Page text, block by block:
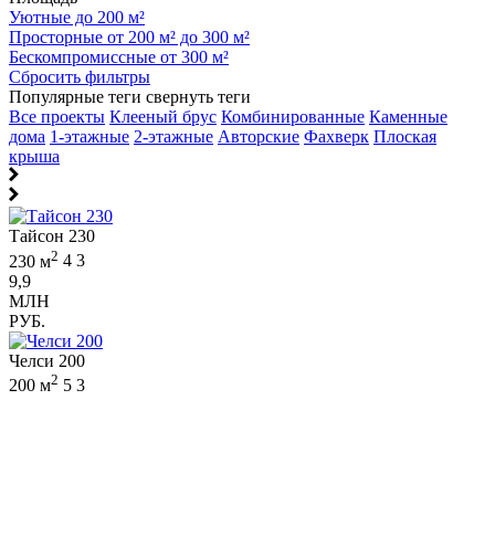
Уютные до 200 м²
Просторные от 200 м² до 300 м²
Бескомпромиссные от 300 м²
Сбросить фильтры
Популярные теги свернуть теги
Все проекты Клееный брус Комбинированные Каменные
дома 1-этажные 2-этажные Авторские Фахверк Плоская
крыша
Тайсон 230
230 м2 4 3
9,9
МЛН
РУБ.
Челси 200
200 м2 5 3